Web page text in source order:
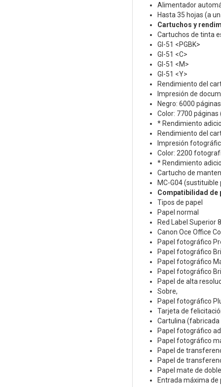
Alimentador
Hasta 35 hojas (a
Cartuchos y
Cartuchos de tinta
GI-51 <PGBK>
GI-51 <C>
GI-51 <M>
GI-51 <Y>
Rendimiento del
Impresión de
Negro: 6000
Color: 7700
* Rendimiento
Rendimiento del
Impresión
Color: 2200
* Rendimiento
Cartucho de
MC-G04 (sustituible
Compatibilidad de
Tipos de papel
Papel normal
Red Label Superior
Canon Oce Office
Papel fotográfico
Papel fotográfico
Papel fotográfico
Papel fotográfico
Papel de alta
Sobre,
Papel fotográfico
Tarjeta de
Cartulina (fabricada
Papel fotográfico
Papel fotográfico
Papel de
Papel de
Papel mate de
Entrada máxima de